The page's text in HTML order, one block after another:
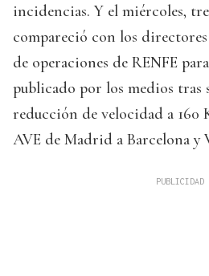
incidencias. Y el miércoles,
compareció con los
de operaciones de RENFE
publicado por los medios tras
reducción de velocidad a 160
AVE de Madrid a Barcelona y